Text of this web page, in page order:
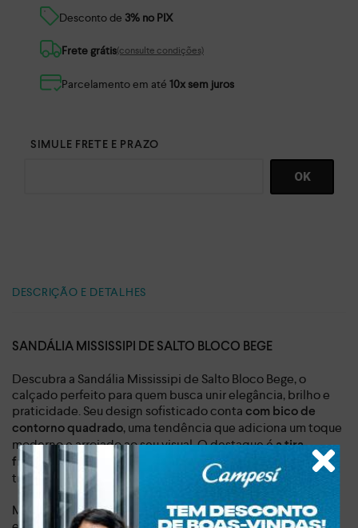
Desconto de 3% no PIX
Frete grátis(consulte condições)
Parcelamento em até 10x sem juros
DESCRIÇÃO E DETALHES
SANDÁLIA MISSISSIPI DE SALTO BLOCO BEGE
Descubra a Sandália Mississipi de Salto Bloco Bege, o
calçado perfeito para quem busca unir elegância, brilho e
praticidade. Seu design sofisticado conta com bico de
contorno quadrado, uma tendência que adiciona um toque
moderno e arrojado ao seu visual. O destaque éa tira
frontal, repleta de brilhos
, que confere um charme único e
transforma qualquer look, do dia a dia ao lazer.
Mais do que beleza, a Sandália Mississipi oferece uma